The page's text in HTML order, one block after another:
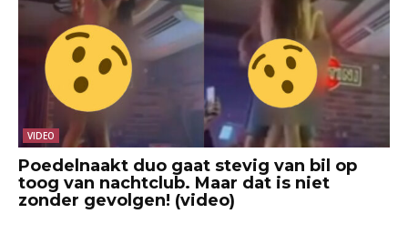
VIDEO
Poedelnaakt duo gaat stevig van bil op
toog van nachtclub. Maar dat is niet
zonder gevolgen! (video)